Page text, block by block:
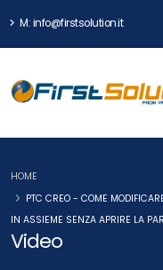
M: info@firstsolution.it
Video
HOME
PTC CREO - COME
IN ASSIEME SENZA APRIRE LA